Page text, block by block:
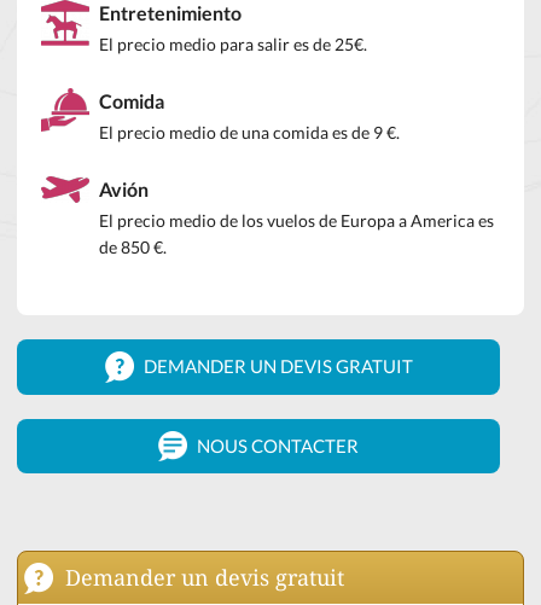
Entretenimiento
El precio medio para salir es de 25€.
Comida
El precio medio de una comida es de 9 €.
Avión
El precio medio de los vuelos de Europa a America es
de 850 €.
DEMANDER UN DEVIS GRATUIT
NOUS CONTACTER
Demander un devis gratuit